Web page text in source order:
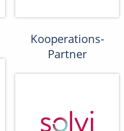
Kooperations-
Partner